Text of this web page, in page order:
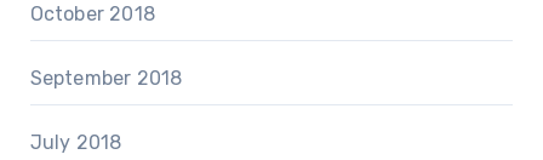
October 2018
September 2018
July 2018